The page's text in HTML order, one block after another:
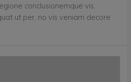
conclusionemque vis.
ut per, no vis veniam decore